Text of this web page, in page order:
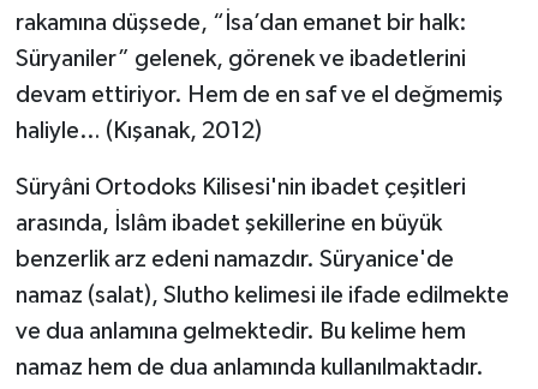
rakamına düşsede, “İsa’dan emanet bir halk:
Süryaniler” gelenek, görenek ve ibadetlerini
devam ettiriyor. Hem de en saf ve el değmemiş
haliyle… (Kışanak, 2012)
Süryâni Ortodoks Kilisesi'nin ibadet çeşitleri
arasında, İslâm ibadet şekillerine en büyük
benzerlik arz edeni namazdır. Süryanice'de
namaz (salat), Slutho kelimesi ile ifade edilmekte
ve dua anlamına gelmektedir. Bu kelime hem
namaz hem de dua anlamında kullanılmaktadır.